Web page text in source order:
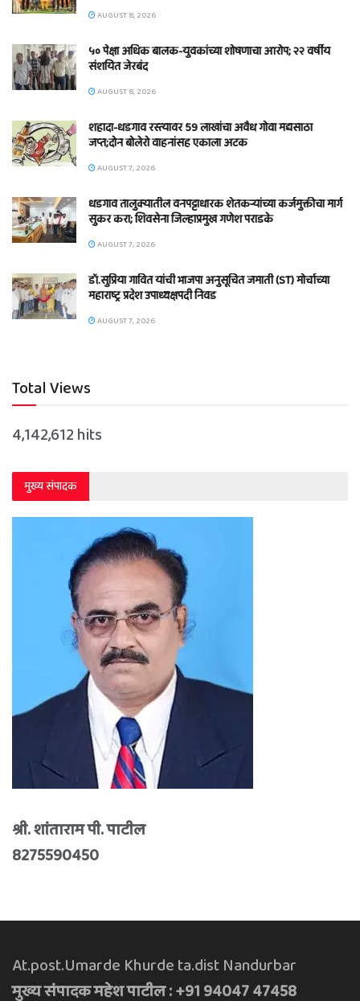
AUGUST 8, 2026
५० पेक्षा अधिक बालक-युवकांच्या शोषणाचा आरोप; २२ वर्षीय
संशयित जेरबंद
AUGUST 8, 2026
शहादा-धडगाव रस्त्यावर 59 लाखांचा अवैध गोवा मद्यसाठा
जप्त;दोन बोलेरो वाहनांसह एकाला अटक
AUGUST 7, 2026
धडगाव तालुक्यातील वनपट्टाधारक शेतकऱ्यांच्या कर्जमुक्तीचा मार्ग
सुकर करा; शिवसेना जिल्हाप्रमुख गणेश पराडके
AUGUST 7, 2026
डॉ.सुप्रिया गावित यांची भाजपा अनुसूचित जमाती (ST) मोर्चाच्या
महाराष्ट्र प्रदेश उपाध्यक्षपदी निवड
AUGUST 7, 2026
Total Views
4,142,612 hits
मुख्य संपादक
श्री. शांताराम पी. पाटील
8275590450
At.post.Umarde Khurde ta.dist Nandurbar
मुख्य संपादक महेश पाटील : +91 94047 47458